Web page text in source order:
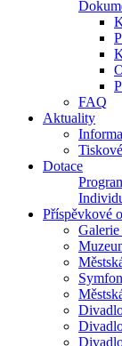
FAQ
Aktuality
Dotace
Příspěvkové